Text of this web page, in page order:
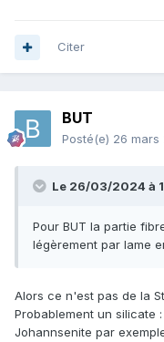
Citer
BUT
Posté(e) 26 mars
Le 26/03/2024 à
Pour BUT la partie
légèrement par lame
Alors ce n'est pas de la
Probablement un silicate
Johannsenite par